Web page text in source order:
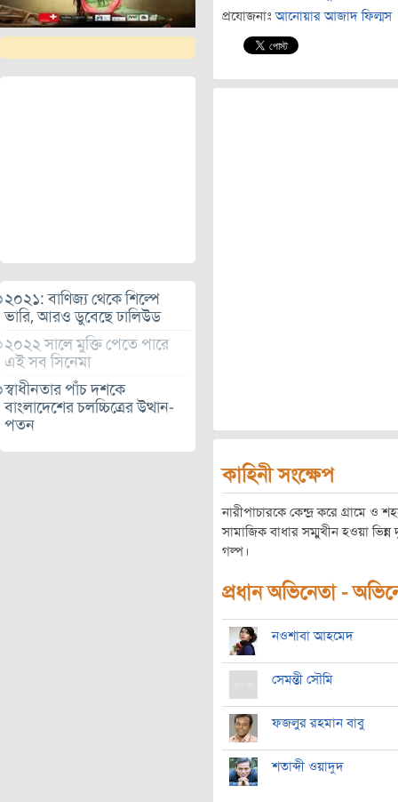
২০২১: বাণিজ্য থেকে শিল্পে
ভারি, আরও ডুবেছে ঢালিউড
২০২২ সালে মুক্তি পেতে পারে
এই সব সিনেমা
স্বাধীনতার পাঁচ দশকে
বাংলাদেশের চলচ্চিত্রের উত্থান-
পতন
প্রযোজনাঃ আনোয়ার আজাদ ফিল্মস
কাহিনী সংক্ষেপ
নারীপাচারকে কেন্দ্র করে গ্রামে ও
সামাজিক বাধার সম্মুখীন হওয়া ভিন্ন
গল্প।
প্রধান অভিনেতা -
নওশাবা আহমেদ
সেমন্তী সৌমি
ফজলুর রহমান বাবু
শতাব্দী ওয়াদুদ